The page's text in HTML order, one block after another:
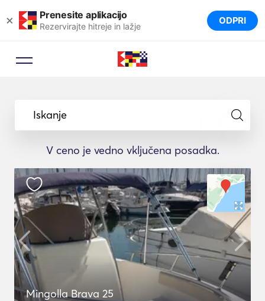
× Prenesite aplikacijo
Rezervirajte hitreje in lažje ODPRI
Iskanje
V ceno je vedno vključena posadka.
Mingolla Brava 25